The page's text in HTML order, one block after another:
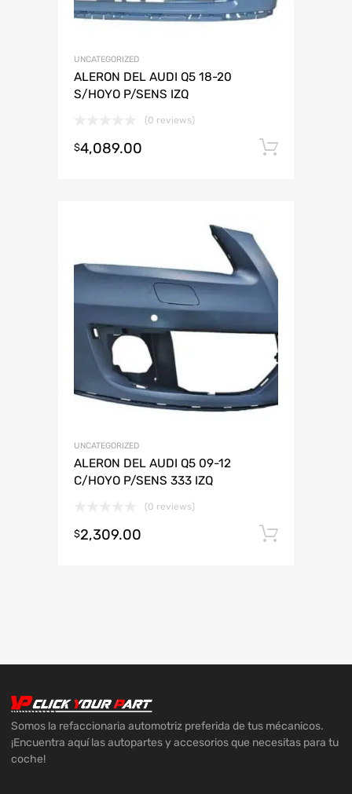
UNCATEGORIZED
ALERON DEL AUDI Q5 18-20
S/HOYO P/SENS IZQ
(0 reviews)
$4,089.00
UNCATEGORIZED
ALERON DEL AUDI Q5 09-12
C/HOYO P/SENS 333 IZQ
(0 reviews)
$2,309.00
Somos la refaccionaria automotriz preferida de tus mécanicos.
¡Encuentra aquí las autopartes y accesorios que necesitas para tu
coche!